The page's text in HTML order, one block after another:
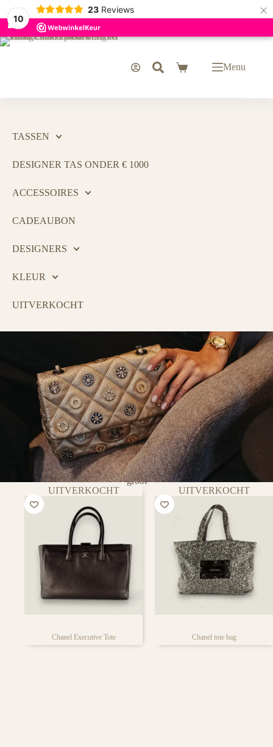
10
23 Reviews ×
Menu
TASSEN
DESIGNER TAS ONDER € 1000
ACCESSOIRES
CADEAUBON
DESIGNERS
KLEUR
UITVERKOCHT
PURSE CURSE
Tovert een lach op het gezicht van
iedere tassen liefhebber
groot
UITVERKOCHT
Chanel Executive Tote
UITVERKOCHT
Chanel tote bag